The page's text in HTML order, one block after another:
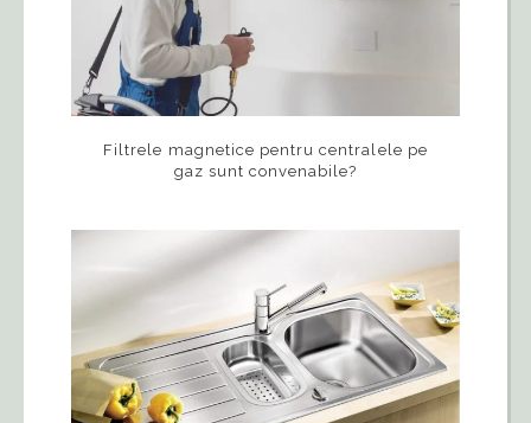
Filtrele magnetice pentru centralele pe
gaz sunt convenabile?